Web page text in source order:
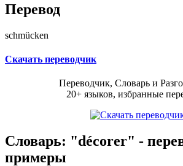
Перевод
schmücken
Скачать переводчик
Переводчик, Словарь и
20+ языков, избранные
Словарь: "décorer" -
примеры